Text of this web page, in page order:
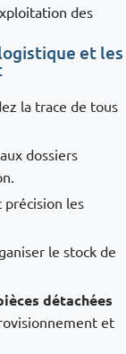
des
et les
la trace de tous
dossiers
précision les
le stock de
détachées
et